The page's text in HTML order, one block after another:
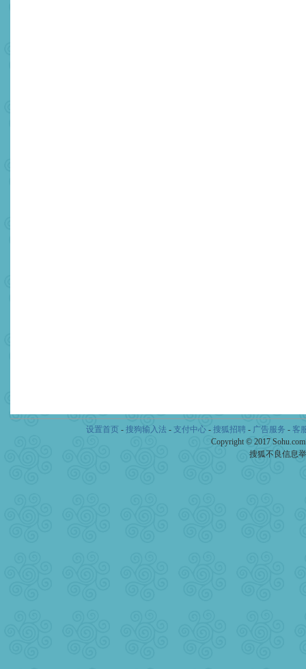
设置首页 - 搜狗输入法 - 支付中心- 搜狐招聘- 广告服务 - 客
Copyright © 2017
搜狐不良信息